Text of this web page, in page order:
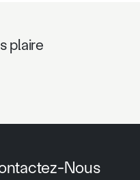
plaire
Nous